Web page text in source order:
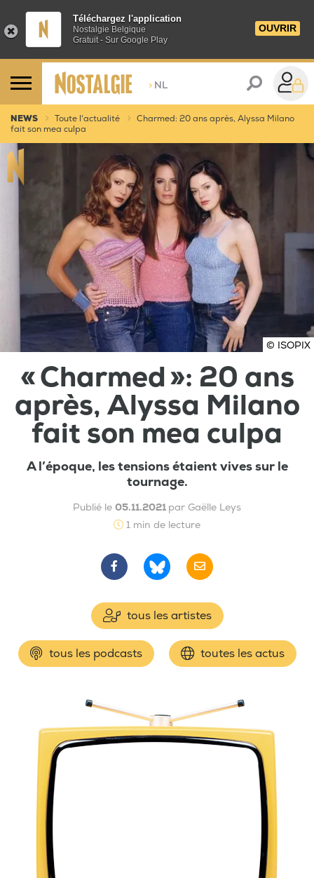
Téléchargez l'application
Nostalgie Belgique
Gratuit - Sur Google Play
OUVRIR
> NL
NEWS Toute l'actualité
Charmed: 20 ans après, Alyssa Milano
fait son mea culpa
© ISOPIX
« Charmed »: 20 ans
après, Alyssa Milano
fait son mea culpa
A l’époque, les tensions étaient vives sur le
tournage.
Publié le 05.11.2021 par Gaëlle Leys
1 min de lecture
tous les artistes
tous les podcasts toutes les actus